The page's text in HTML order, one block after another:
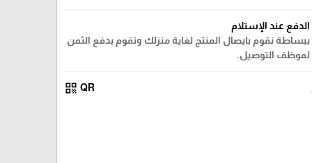
الدفع عند الإستلام
ببساطة نقوم بايصال المنتج لغاية منزلك وتقوم بدفع الثمن
لموظف التوصيل.
QR
qr_code